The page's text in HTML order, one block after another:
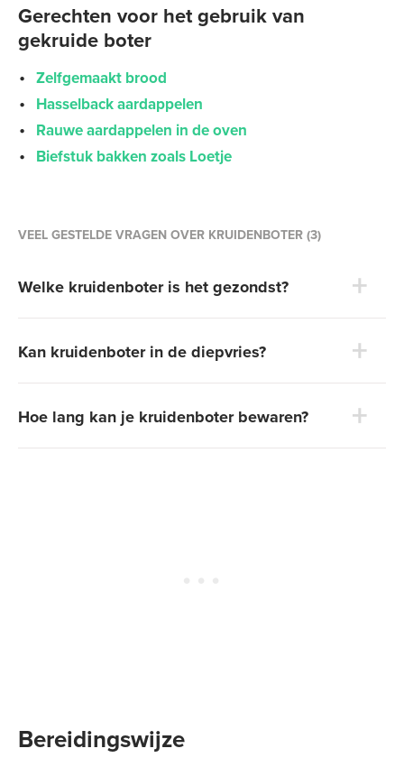
Gerechten voor het gebruik van
gekruide boter
Zelfgemaakt brood
Hasselback aardappelen
Rauwe aardappelen in de oven
Biefstuk bakken zoals Loetje
VEEL GESTELDE VRAGEN OVER KRUIDENBOTER (3)
Welke kruidenboter is het gezondst?
Kan kruidenboter in de diepvries?
Hoe lang kan je kruidenboter bewaren?
Bereidingswijze